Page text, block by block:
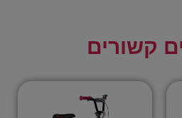
קשורים